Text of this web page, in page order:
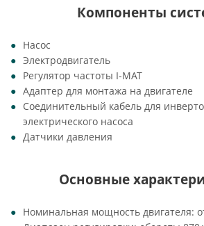
Компоненты
Насос
Электродвигатель
Регулятор частоты I-MAT
Адаптер для монтажа на двигателе
Соединительный кабель для
электрического насоса
Датчики давления
Основные
Номинальная мощность двигателя: